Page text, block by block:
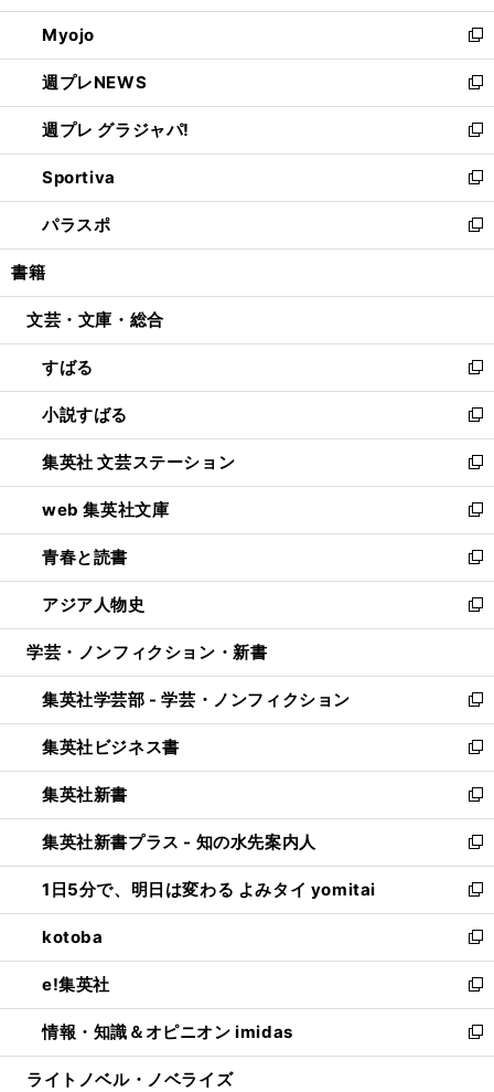
開
く
ウ
で
開
く
ン
ド
ウ
で
開
く
ウ
ィ
ン
ド
ウ
で
開
く
Myojo
新
し
い
ウ
ィ
ン
ド
ウ
で
開
週プレNEWS
新
し
い
ウ
ィ
ン
ド
ウ
開
週プレ グラジャパ!
新
し
い
ウ
ィ
ン
ウ
開
く
Sportiva
新
し
い
ウ
ン
ウ
で
開
く
パラスポ
新
し
ウ
ン
ド
ウ
で
開
く
書籍
文芸・文庫・総合
すばる
新
し
い
ウ
ィ
ン
ド
ウ
で
開
く
小説すばる
新
し
い
ウ
ィ
ン
ド
ウ
で
開
集英社 文芸ステーション
新
し
い
ウ
ィ
ン
ド
ウ
開
く
web 集英社文庫
新
し
い
ウ
ィ
ン
ウ
で
開
く
青春と読書
新
し
い
ウ
ン
ド
ウ
で
開
く
アジア人物史
新
し
ウ
ィ
ン
ド
ウ
で
開
く
学芸・ノンフィクション・新書
集英社学芸部 - 学芸・ノンフィクション
新
し
い
ウ
ィ
ン
ド
ウ
で
開
く
集英社ビジネス書
新
し
い
ウ
ィ
ン
ド
ウ
で
開
く
集英社新書
新
し
い
ウ
ィ
ン
ド
ウ
で
開
く
集英社新書プラス - 知の水先案内人
新
し
い
ウ
ィ
ン
ド
ウ
で
開
1日5分で、明日は変わる よみタイ yomitai
新
し
い
ウ
ィ
ン
ド
ウ
kotoba
新
し
い
ウ
ィ
ン
e!集英社
新
し
い
ウ
情報・知識＆オピニオン imidas
新
し
ライトノベル・ノベライズ